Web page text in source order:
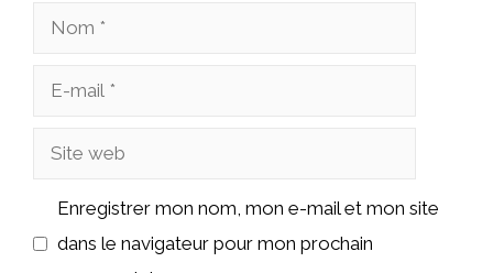
Nom
Site
Enregistrer mon nom, mon e-mail et mon site
dans le navigateur pour mon prochain